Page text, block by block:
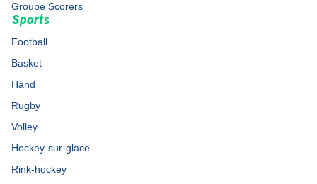
Groupe Scorers
Sports
Football
Basket
Hand
Rugby
Volley
Hockey-sur-glace
Rink-hockey